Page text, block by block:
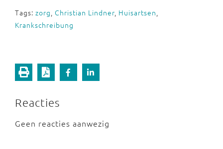
Tags: zorg, Christian Lindner, Huisartsen,
Krankschreibung
Reacties
Geen reacties aanwezig